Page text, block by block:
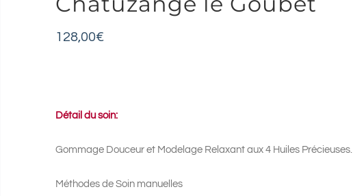
128,00€
Détail du soin:
Gommage Douceur et Modelage Relaxant aux 4 Huiles Précieuses.
Méthodes de Soin manuelles